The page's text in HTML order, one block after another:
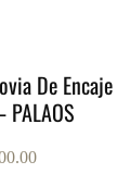
De Encaje